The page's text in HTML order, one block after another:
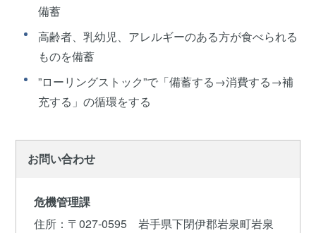
備蓄
高齢者、乳幼児、アレルギーのある方が食べられる
ものを備蓄
”ローリングストック”で「備蓄する→消費する→補
充する」の循環をする
お問い合わせ
危機管理課
住所 ：〒027-0595 岩手県下閉伊郡岩泉町岩泉